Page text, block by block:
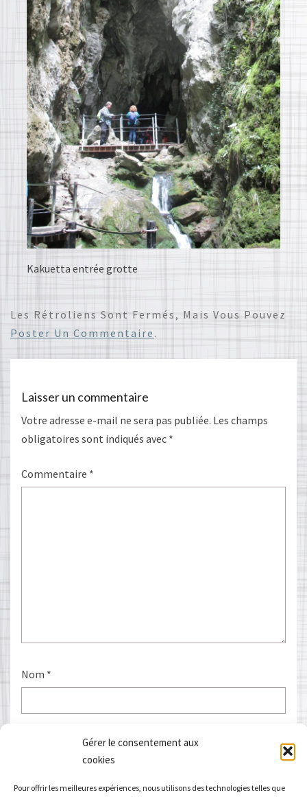
Gérer le consentement aux
cookies
Pour offrir les meilleures expériences, nous utilisons des technologies telles que
Kakuetta entrée grotte
Les Rétroliens Sont Fermés, Mais Vous Pouvez
Poster Un Commentaire .
Laisser un commentaire
Votre adresse e-mail ne sera pas publiée. Les champs
obligatoires sont indiqués avec *
Commentaire *
Nom *